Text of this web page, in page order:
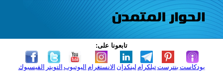
تابعونا على:
الفيسبوك التويتر اليوتيوب الانستغرام لينكدإن تيلكرامبنترست بودكاست